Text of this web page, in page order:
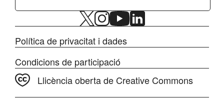
Política de privacitat i dades
Condicions de participació
Llicència oberta de Creative Commons